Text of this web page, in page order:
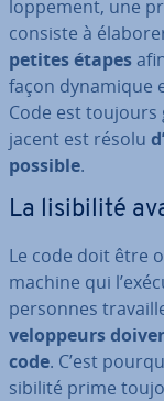
lop­pe­ment, une
consiste à
petites étapes
façon dynamique
Code est
jacent est résolu
possible.
La li­si­bi­lité
Le code doit être
machine qui
personnes
ve­lop­peurs
code. C’est
si­bi­lité prime